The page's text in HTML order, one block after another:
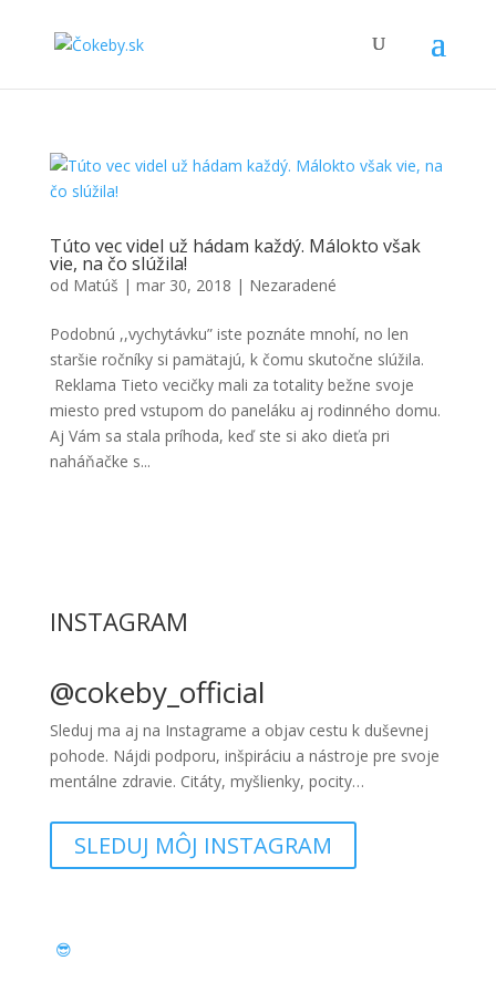
Túto vec videl už hádam každý. Málokto však
vie, na čo slúžila!
od Matúš | mar 30, 2018 | Nezaradené
Podobnú ,,vychytávku” iste poznáte mnohí, no len
staršie ročníky si pamätajú, k čomu skutočne slúžila.
Reklama Tieto vecičky mali za totality bežne svoje
miesto pred vstupom do paneláku aj rodinného domu.
Aj Vám sa stala príhoda, keď ste si ako dieťa pri
naháňačke s...
INSTAGRAM
@cokeby_official
Sleduj ma aj na Instagrame a objav cestu k duševnej
pohode. Nájdi podporu, inšpiráciu a nástroje pre svoje
mentálne zdravie. Citáty, myšlienky, pocity…
SLEDUJ MÔJ INSTAGRAM
😎